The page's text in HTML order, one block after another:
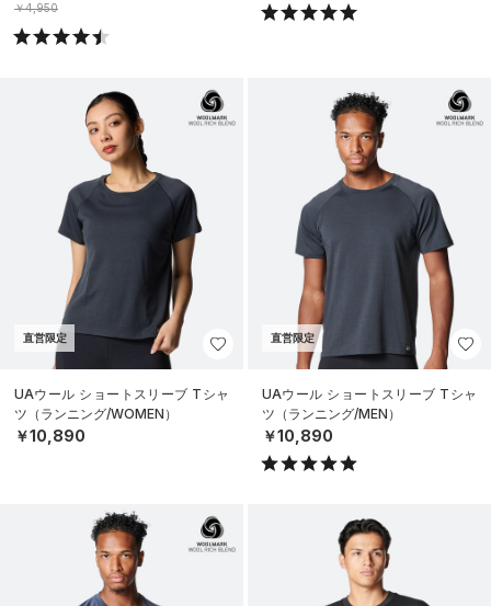
￥4,950
直営限定
UAウール ショートスリーブ Tシャ
ツ（ランニング/WOMEN）
￥10,890
直営限定
UAウール ショートスリーブ Tシャ
ツ（ランニング/MEN）
￥10,890